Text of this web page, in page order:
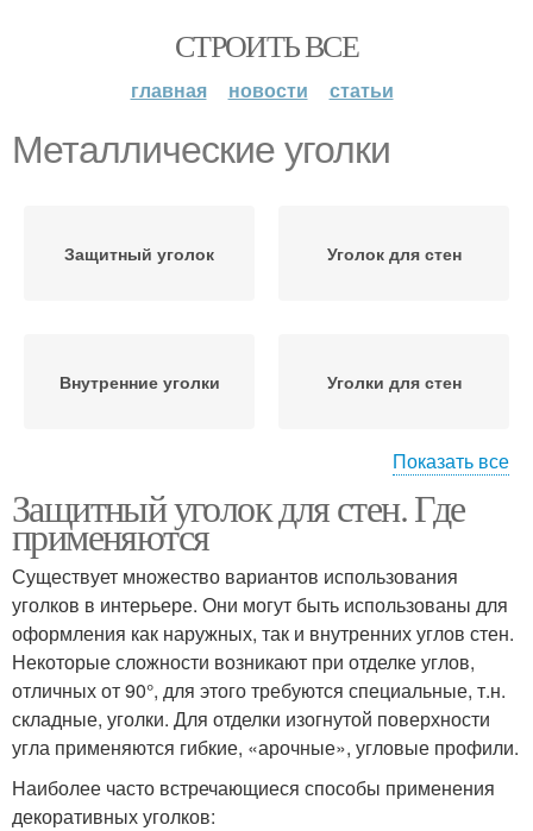
СТРОИТЬ ВСЕ
главная новости статьи
Металлические уголки
Защитный уголок Уголок для стен
Внутренние уголки Уголки для стен
Уголки для штукатурки
Показать все
Защитный уголок для стен. Где
применяются
Существует множество вариантов использования
уголков в интерьере. Они могут быть использованы для
оформления как наружных, так и внутренних углов стен.
Некоторые сложности возникают при отделке углов,
отличных от 90°, для этого требуются специальные, т.н.
складные, уголки. Для отделки изогнутой поверхности
угла применяются гибкие, «арочные», угловые профили.
Наиболее часто встречающиеся способы применения
декоративных уголков: